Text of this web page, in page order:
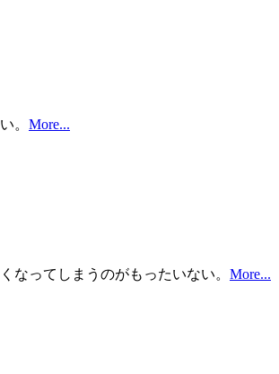
。 More...
なってしまうのがもったいない。 More...